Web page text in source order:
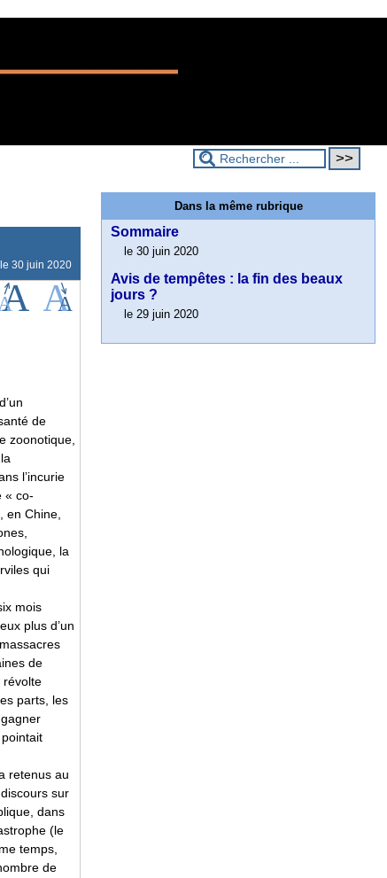
30 juin 2020
de
zoonotique,
l’incurie
« co-
en Chine,
la
qui
mois
plus d’un
de
révolte
parts, les
retenus au
sur
dans
(le
temps,
de
Dans la même rubrique
Sommaire
le 30 juin 2020
Avis de tempêtes : la fin des beaux
jours ?
le 29 juin 2020